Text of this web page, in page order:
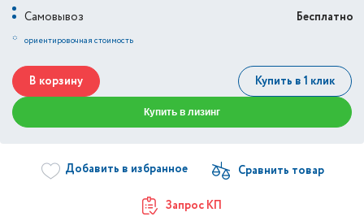
Самовывоз
Бесплатно
* ориентировочная стоимость
В корзину Купить в 1 клик
Купить в лизинг
Добавить в избранное
Запрос КП